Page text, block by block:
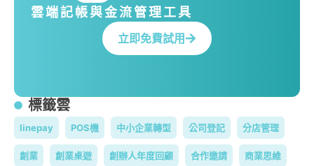
雲端記帳與金流管理工具
立即免費試用
標籤雲
linepay POS機 中小企業轉型 公司登記 分店管理
創業 創業桌遊 創辦人年度回顧 合作邀請 商業思維